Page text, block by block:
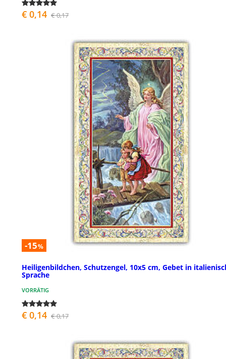
€ 0,14 € 0,17
-15%
Heiligenbildchen, Schutzengel, 10x5 cm, Gebet in
Sprache
VORRÄTIG
€ 0,14 € 0,17